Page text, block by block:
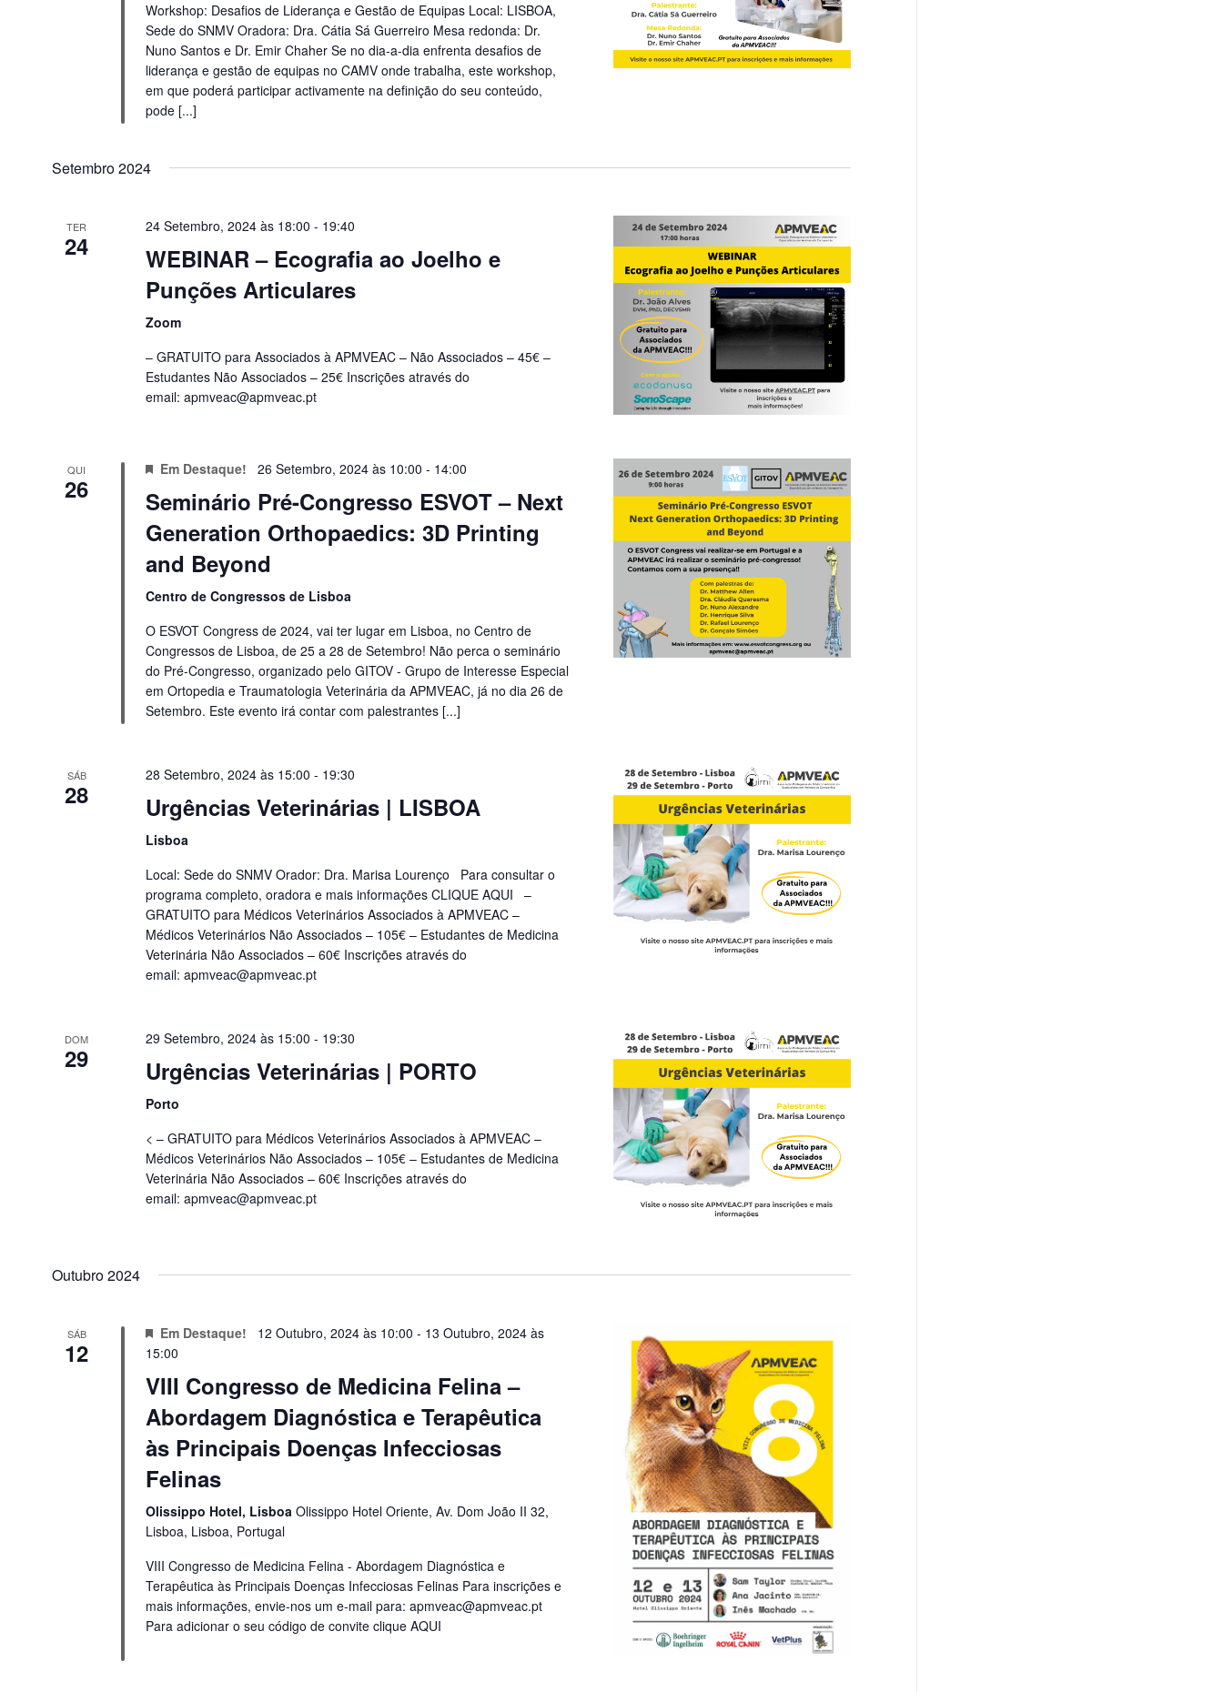
Workshop: Desafios de Liderança e Gestão de Equipas Local: LISBOA,
Sede do SNMV Oradora: Dra. Cátia Sá Guerreiro Mesa redonda: Dr.
Nuno Santos e Dr. Emir Chaher Se no dia-a-dia enfrenta desafios de
liderança e gestão de equipas no CAMV onde trabalha, este workshop,
em que poderá participar activamente na definição do seu conteúdo,
pode [...]
Setembro 2024
TER
24
24 Setembro, 2024 às 18:00 - 19:40
WEBINAR – Ecografia ao Joelho e
Punções Articulares
Zoom
– GRATUITO para Associados à APMVEAC – Não Associados – 45€ –
Estudantes Não Associados – 25€ Inscrições através do
email: apmveac@apmveac.pt
QUI
26
Em Destaque! 26 Setembro, 2024 às 10:00 - 14:00
Seminário Pré-Congresso ESVOT – Next
Generation Orthopaedics: 3D Printing
and Beyond
Centro de Congressos de Lisboa
O ESVOT Congress de 2024, vai ter lugar em Lisboa, no Centro de
Congressos de Lisboa, de 25 a 28 de Setembro! Não perca o seminário
do Pré-Congresso, organizado pelo GITOV - Grupo de Interesse Especial
em Ortopedia e Traumatologia Veterinária da APMVEAC, já no dia 26 de
Setembro. Este evento irá contar com palestrantes [...]
SÁB
28
28 Setembro, 2024 às 15:00 - 19:30
Urgências Veterinárias | LISBOA
Lisboa
Local: Sede do SNMV Orador: Dra. Marisa Lourenço Para consultar o
programa completo, oradora e mais informações CLIQUE AQUI –
GRATUITO para Médicos Veterinários Associados à APMVEAC –
Médicos Veterinários Não Associados – 105€ – Estudantes de Medicina
Veterinária Não Associados – 60€ Inscrições através do
email: apmveac@apmveac.pt
DOM
29
29 Setembro, 2024 às 15:00 - 19:30
Urgências Veterinárias | PORTO
Porto
< – GRATUITO para Médicos Veterinários Associados à APMVEAC –
Médicos Veterinários Não Associados – 105€ – Estudantes de Medicina
Veterinária Não Associados – 60€ Inscrições através do
email: apmveac@apmveac.pt
Outubro 2024
SÁB
12
Em Destaque! 12 Outubro, 2024 às 10:00 - 13 Outubro, 2024 às
15:00
VIII Congresso de Medicina Felina –
Abordagem Diagnóstica e Terapêutica
às Principais Doenças Infecciosas
Felinas
Olissippo Hotel, Lisboa Olissippo Hotel Oriente, Av. Dom João II 32,
Lisboa, Lisboa, Portugal
VIII Congresso de Medicina Felina - Abordagem Diagnóstica e
Terapêutica às Principais Doenças Infecciosas Felinas Para inscrições e
mais informações, envie-nos um e-mail para: apmveac@apmveac.pt
Para adicionar o seu código de convite clique AQUI